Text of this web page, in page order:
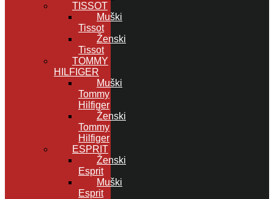
TISSOT
Muški
Tissot
Ženski
Tissot
TOMMY
HILFIGER
Muški
Tommy
Hilfiger
Ženski
Tommy
Hilfiger
ESPRIT
Ženski
Esprit
Muški
Esprit